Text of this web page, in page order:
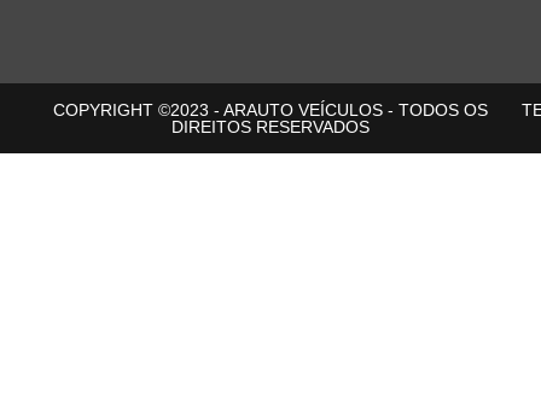
COPYRIGHT ©2023 - ARAUTO VEÍCULOS - TODOS OS
DIREITOS RESERVADOS